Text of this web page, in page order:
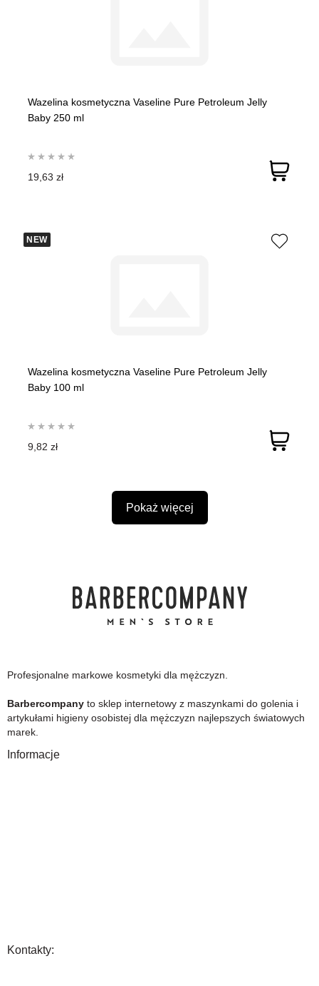
Wazelina kosmetyczna Vaseline Pure Petroleum Jelly
Baby 250 ml
19,63 zł
NEW
Wazelina kosmetyczna Vaseline Pure Petroleum Jelly
Baby 100 ml
9,82 zł
Pokaż więcej
Profesjonalne markowe kosmetyki dla mężczyzn.
Barbercompany to sklep internetowy z maszynkami do golenia i
artykułami higieny osobistej dla mężczyzn najlepszych światowych
marek.
Informacje
Kontakty: